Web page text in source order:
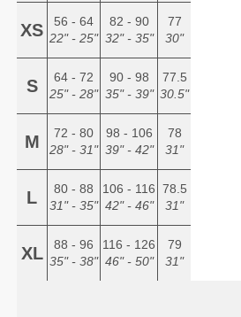
XS
56 - 64
22" - 25"
82 - 90
32" - 35"
77
30"
S
64 - 72
25" - 28"
90 - 98
35" - 39"
77.5
30.5"
M
72 - 80
28" - 31"
98 - 106
39" - 42"
78
31"
L
80 - 88
31" - 35"
106 - 116
42" - 46"
78.5
31"
XL
88 - 96
35" - 38"
116 - 126
46" - 50"
79
31"